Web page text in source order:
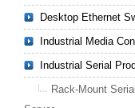
Desktop Ethernet
Industrial Media
Industrial Serial
Rack-Mount